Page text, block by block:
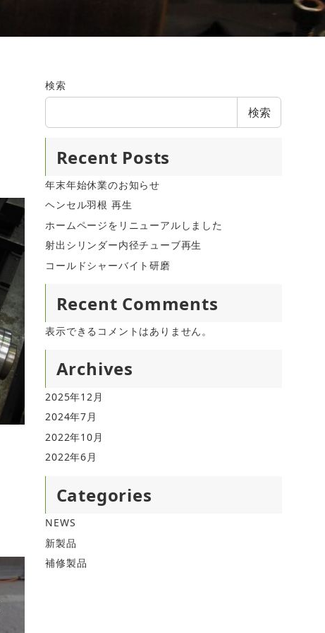
検索
検索
Recent Posts
年末年始休業のお知らせ
ヘンセル羽根 再生
ホームページをリニューアルしました
射出シリンダー内径チューブ再生
コールドシャーバイト研磨
Recent Comments
表示できるコメントはありません。
Archives
2025年12月
2024年7月
2022年10月
2022年6月
Categories
NEWS
新製品
補修製品